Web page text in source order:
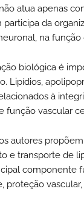
atua apenas
da
na
biológica é
Lipídios,
à
função vascular
autores
e transporte de
componente
proteção